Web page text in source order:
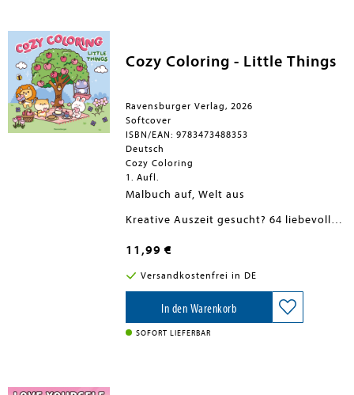
Cozy Coloring - Little Things
Ravensburger Verlag, 2026
Softcover
ISBN/EAN: 9783473488353
Deutsch
Cozy Coloring
1. Aufl.
Malbuch auf, Welt aus
Kreative Auszeit gesucht? 64 liebevoll
Entspannen ein und rücken die kleinen
Dinge des Lebens in den Fokus, wie das
Frühstücken im Bett, den gemütlichen
Lesenachmittag oder das Abschalten
beim Musikhören. Eine Ausklappseite
gibt Tipps, wie die Motive mit Mustern
und Details kreativ ausgemalt werden
können. Das extradicke Papier und die
11,99 €
Versandkostenfrei in DE
In den Warenkorb
SOFORT LIEFERBAR